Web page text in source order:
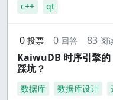
c++ qt
0 投票 0 回答 83 阅
KaiwuDB 时序引擎
踩坑？
数据库 数据库设计